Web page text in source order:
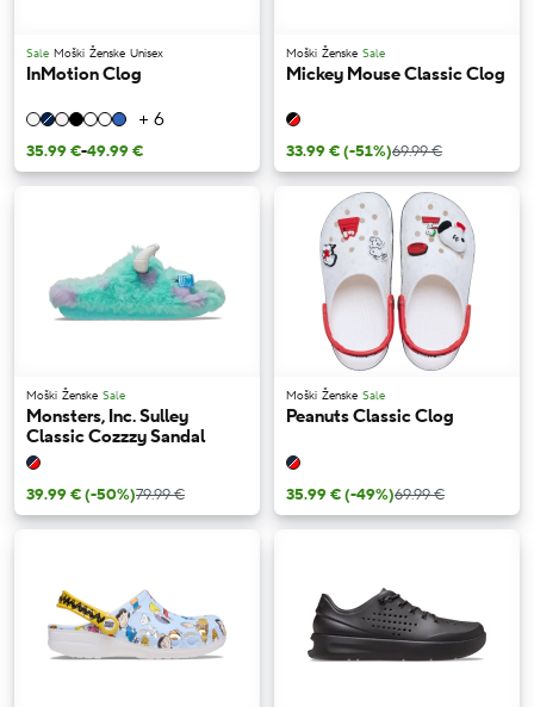
Sale Moški Ženske Unisex
InMotion Clog
+ 6
35.99 €-49.99 €
Moški Ženske Sale
Mickey Mouse Classic Clog
33.99 €(-51%)69.99 €
Moški Ženske Sale
Monsters, Inc. Sulley
Classic Cozzzy Sandal
39.99 €(-50%)79.99 €
Moški Ženske Sale
Peanuts Classic Clog
35.99 €(-49%)69.99 €